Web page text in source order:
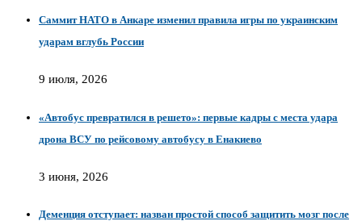
Саммит НАТО в Анкаре изменил правила игры по украинским
ударам вглубь России
9 июля, 2026
«Автобус превратился в решето»: первые кадры с места удара
дрона ВСУ по рейсовому автобусу в Енакиево
3 июня, 2026
Деменция отступает: назван простой способ защитить мозг после